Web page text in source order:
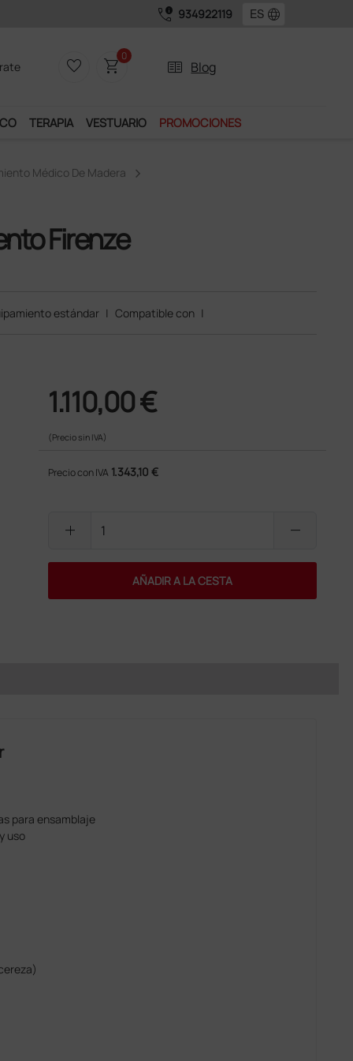
call_quality 934922119 language
favorite_border shopping_cart0
two_pager Blog
TERAPIA VESTUARIO PROMOCIONES
Médico De Madera
Firenze
estándar | Compatible con |
1.110,00 €
(Precio sin IVA)
Precio con IVA 1.343,10 €
add remove
AÑADIR A LA CESTA
para ensamblaje
uso